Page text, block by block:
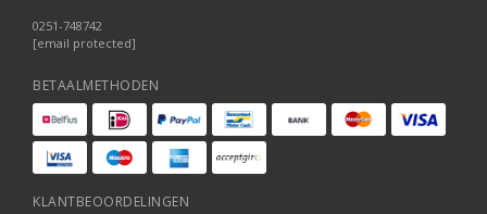
0251-748742
[email protected]
BETAALMETHODEN
KLANTBEOORDELINGEN